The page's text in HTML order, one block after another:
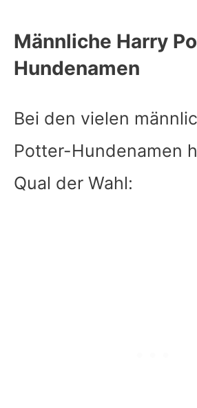
Männliche Harry
Hundenamen
Bei den vielen
Potter-Hundenamen
Qual der Wahl: